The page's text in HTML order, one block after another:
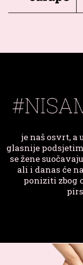
je naš osvrt, a
glasnije
se žene
ali i danas će
poniziti zbog